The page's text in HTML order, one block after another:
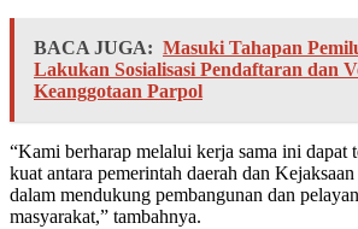
BACA JUGA: Masuki Tahapan
Lakukan Sosialisasi Pendaftaran dan
Keanggotaan Parpol
“Kami berharap melalui kerja sama ini dapat
kuat antara pemerintah daerah dan
dalam mendukung pembangunan dan
masyarakat,” tambahnya.